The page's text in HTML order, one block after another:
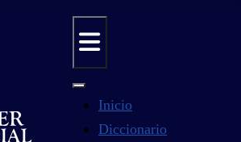
Inicio
Diccionario